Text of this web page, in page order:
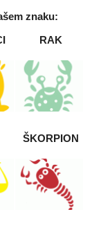
znaku:
RAK
ŠKORPION